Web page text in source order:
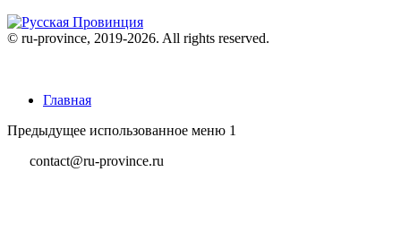
© ru-province, 2019-2026. All rights reserved.
Главная
Предыдущее использованное меню 1
contact@ru-province.ru